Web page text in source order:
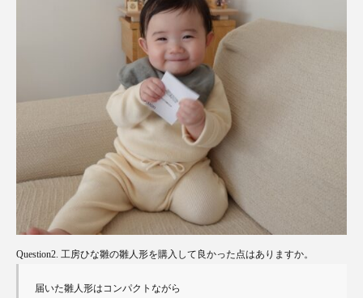
Question2. 工房ひな雛の雛人形を購入して良かった点はありますか。
届いた雛人形はコンパクトながら